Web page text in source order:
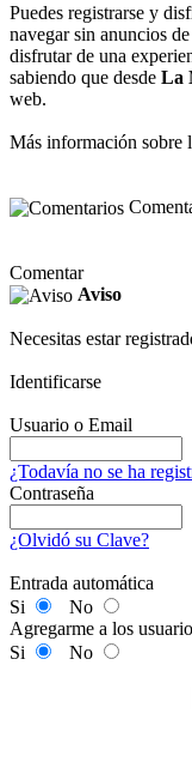
Puedes registrarse y
navegar sin anuncios
disfrutar de una
sabiendo que desde La
web.
Más información sobre
Comentar
Aviso
Necesitas estar
Identificarse
Usuario o Email
¿Todavía no se ha
Contraseña
¿Olvidó su Clave?
Entrada automática
Si
No
Agregarme a los
Si
No